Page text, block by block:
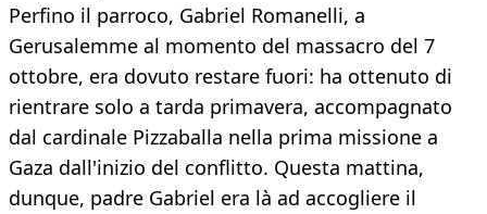
Perfino il parroco, Gabriel Romanelli, a
Gerusalemme al momento del massacro del 7
ottobre, era dovuto restare fuori: ha ottenuto di
rientrare solo a tarda primavera, accompagnato
dal cardinale Pizzaballa nella prima missione a
Gaza dall'inizio del conflitto. Questa mattina,
dunque, padre Gabriel era là ad accogliere il